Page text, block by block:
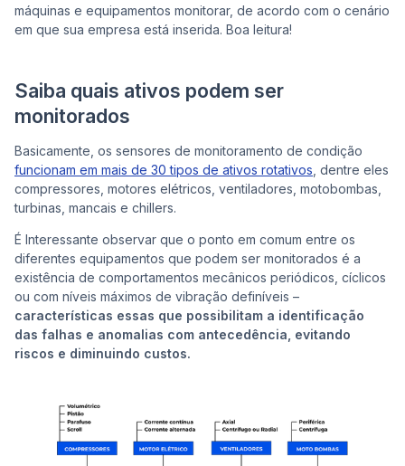
máquinas e equipamentos monitorar, de acordo com o cenário
em que sua empresa está inserida. Boa leitura!
Saiba quais ativos podem ser
monitorados
Basicamente, os sensores de monitoramento de condição
funcionam em mais de 30 tipos de ativos rotativos , dentre eles
compressores, motores elétricos, ventiladores, motobombas,
turbinas, mancais e chillers.
É Interessante observar que o ponto em comum entre os
diferentes equipamentos que podem ser monitorados é a
existência de comportamentos mecânicos periódicos, cíclicos
ou com níveis máximos de vibração definíveis –
características essas que possibilitam a identificação
das falhas e anomalias com antecedência, evitando
riscos e diminuindo custos.